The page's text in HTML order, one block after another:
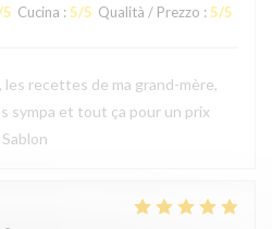
Cucina : 5/5 Qualità / Prezzo : 5/5
recettes de ma grand-mère,
sympa et tout ça pour un prix